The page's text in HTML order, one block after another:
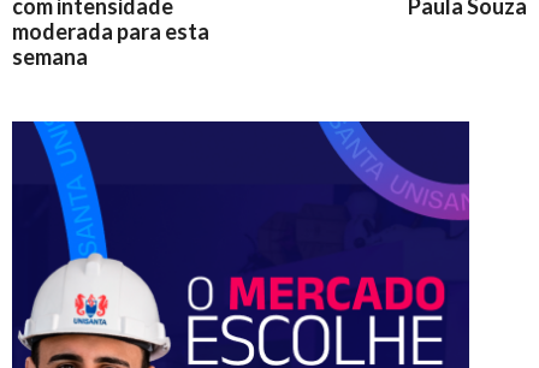
com intensidade
moderada para esta
semana
Paula Souza